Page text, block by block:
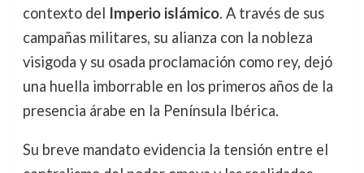
contexto del Imperio islámico. A través de sus
campañas militares, su alianza con la nobleza
visigoda y su osada proclamación como rey, dejó
una huella imborrable en los primeros años de la
presencia árabe en la Península Ibérica.
Su breve mandato evidencia la tensión entre el